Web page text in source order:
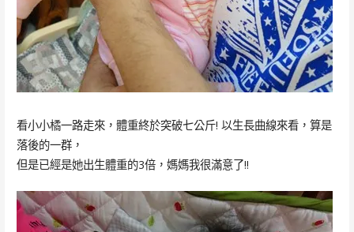
看小小橘一路走來，體重終於突破七公斤! 以生長曲線來看，算是
落後的一群，
但是已經是她出生體重的3倍，媽媽我很滿意了!!